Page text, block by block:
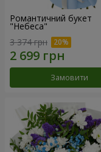
Романтичний букет
"Небеса"
3 374 грн
Замовити